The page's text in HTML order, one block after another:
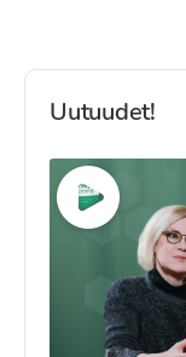
Uutuudet!